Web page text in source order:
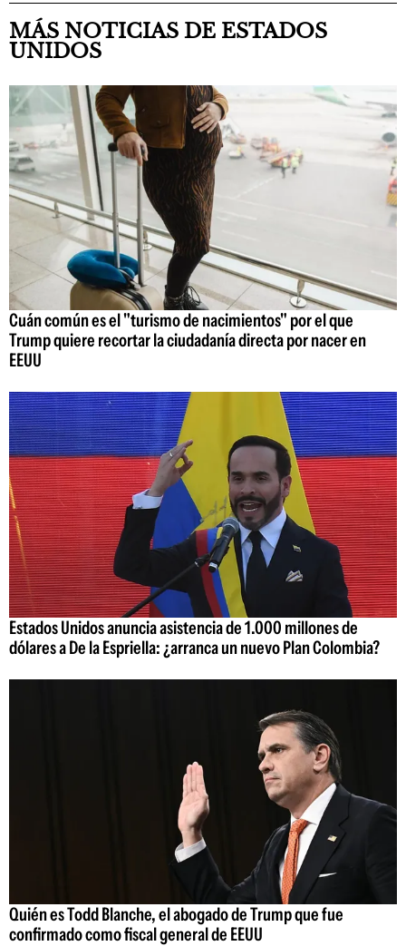
MÁS NOTICIAS DE ESTADOS
UNIDOS
Cuán común es el "turismo de nacimientos" por el que
Trump quiere recortar la ciudadanía directa por nacer en
EEUU
Estados Unidos anuncia asistencia de 1.000 millones de
dólares a De la Espriella: ¿arranca un nuevo Plan Colombia?
Quién es Todd Blanche, el abogado de Trump que fue
confirmado como fiscal general de EEUU